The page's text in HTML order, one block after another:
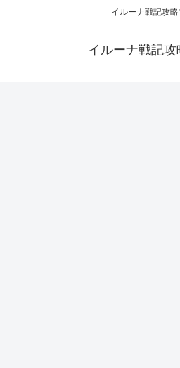
イルーナ戦記攻
イルーナ戦記